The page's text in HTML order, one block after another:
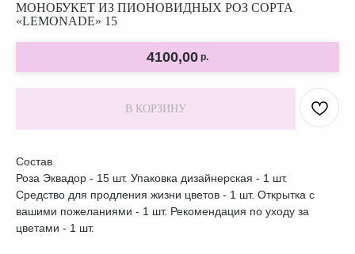
МОНОБУКЕТ ИЗ ПИОНОВИДНЫХ РОЗ СОРТА
«LEMONADE» 15
4100,00 р.
В КОРЗИНУ
Состав
Роза Эквадор - 15 шт. Упаковка дизайнерская - 1 шт.
Средство для продления жизни цветов - 1 шт. Открытка с
вашими пожеланиями - 1 шт. Рекомендация по уходу за
цветами - 1 шт.